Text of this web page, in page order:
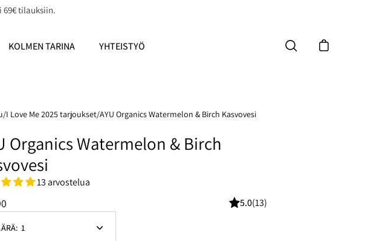
69€ tilauksiin.
KOLMEN TARINA YHTEISTYÖ
Avaa hakupalkki
Avaa
/I Love Me 2025 tarjoukset/AYU Organics Watermelon & Birch Kasvovesi
Organics Watermelon & Birch
13 arvostelua
5.0(13)
1
Lisää